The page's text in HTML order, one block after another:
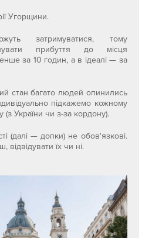
Угорщини.
затримуватися, тому
прибуття до місця
за 10 годин, а в ідеалі — за
стан багато людей опинились
підкажемо кожному
(з України чи з-за кордону).
(далі — допки) не обов'язкові.
відвідувати їх чи ні.